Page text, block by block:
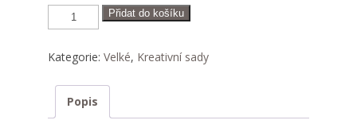
Skřítek
kreativní
množství
Přidat do košíku
Kategorie: Velké, Kreativní sady
Popis